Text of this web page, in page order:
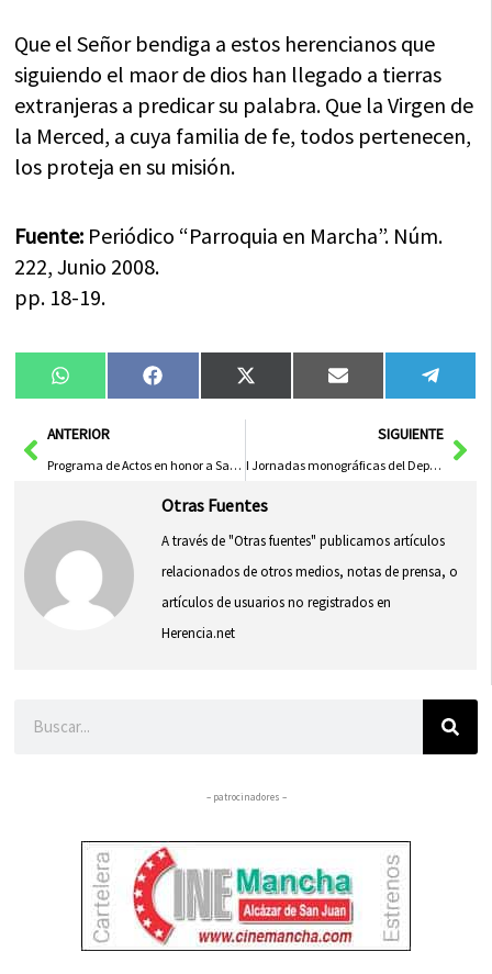
Que el Señor bendiga a estos herencianos que
siguiendo el maor de dios han llegado a tierras
extranjeras a predicar su palabra. Que la Virgen de
la Merced, a cuya familia de fe, todos pertenecen,
los proteja en su misión.
Fuente: Periódico “Parroquia en Marcha”. Núm.
222, Junio 2008.
pp. 18-19.
Compartir
en
WhatsAppCompartir
en
FacebookCompartir
en
X
(Twitter)
Compartir
en
Email
en
AntANTERIOR
Programa de Actos en honor a San Cristóbal
SIGUIENTE
I Jornadas monográficas del Deporte «Perspectivas del Deporte Municipal»
Otras Fuentes
A través de "Otras fuentes" publicamos artículos
relacionados de otros medios, notas de prensa, o
artículos de usuarios no registrados en
Herencia.net
– patrocinadores –